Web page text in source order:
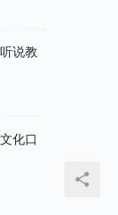
说教
化口